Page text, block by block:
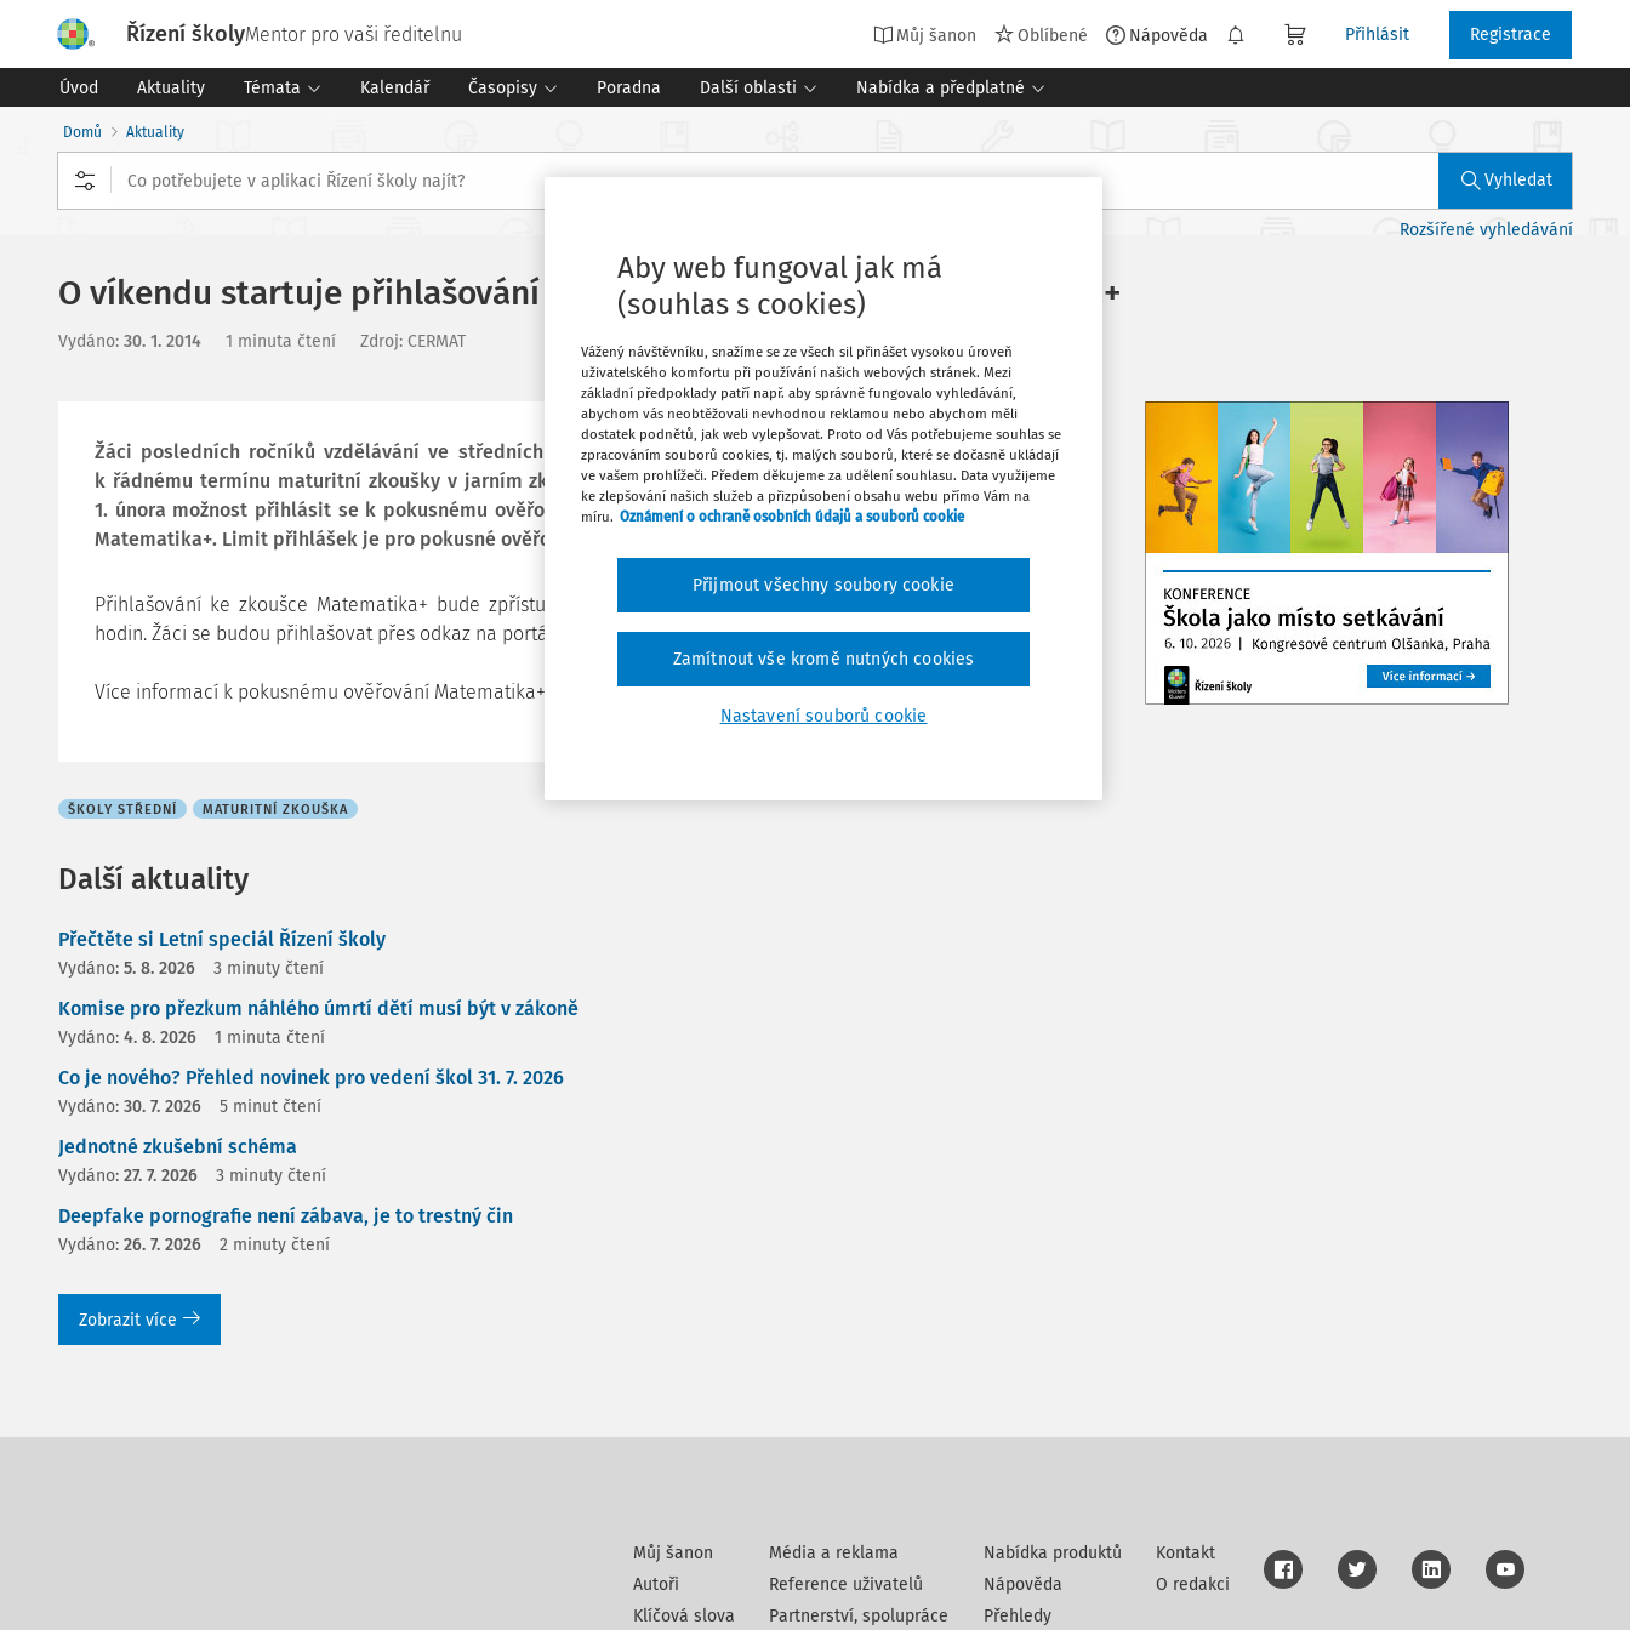
Řízení školyMentor pro vaši ředitelnu Můj šanon Oblíbené Nápověda Přihlásit Registrace
Úvod Aktuality Témata Kalendář Časopisy Poradna Další oblasti Nabídka a předplatné
Domů Aktuality
Vyhledat
Rozšířené vyhledávání
O víkendu startuje přihlašování k pokusnému ověřování Matematika+
Vydáno: 30. 1. 2014 1 minuta čtení Zdroj: CERMAT
Žáci posledních ročníků vzdělávání ve středních školách, kteří mají podánu přihlášku
k řádnému termínu maturitní zkoušky v jarním zkušebním období 2014, mají od soboty
1. února možnost přihlásit se k pokusnému ověřování výběrové zkoušky z matematiky –
Matematika+. Limit přihlášek je pro pokusné ověřování v roce 2014 omezen.
Přihlašování ke zkoušce Matematika+ bude zpřístupněno v sobotu 1. února 2014 od 10.00
hodin. Žáci se budou přihlašovat přes odkaz na portálu
pjz.cermat.cz.
Více informací k pokusnému ověřování Matematika+
ŠKOLY STŘEDNÍ MATURITNÍ ZKOUŠKA
Další aktuality
Přečtěte si Letní speciál Řízení školy
Vydáno: 5. 8. 2026 3 minuty čtení
Komise pro přezkum náhlého úmrtí dětí musí být v zákoně
Vydáno: 4. 8. 2026 1 minuta čtení
Co je nového? Přehled novinek pro vedení škol 31. 7. 2026
Vydáno: 30. 7. 2026 5 minut čtení
Jednotné zkušební schéma
Vydáno: 27. 7. 2026 3 minuty čtení
Deepfake pornografie není zábava, je to trestný čin
Vydáno: 26. 7. 2026 2 minuty čtení
Zobrazit více
Oblíbené
Můj šanon
Autoři
Klíčová slova
Média a reklama
Reference uživatelů
Partnerství, spolupráce
Nabídka produktů
Nápověda
Přehledy
Kontakt
O redakci
Aby web fungoval jak má
(souhlas s cookies)
Vážený návštěvníku, snažíme se ze všech sil přinášet vysokou úroveň
uživatelského komfortu při používání našich webových stránek. Mezi
základní předpoklady patří např. aby správně fungovalo vyhledávání,
abychom vás neobtěžovali nevhodnou reklamou nebo abychom měli
dostatek podnětů, jak web vylepšovat. Proto od Vás potřebujeme souhlas se
zpracováním souborů cookies, tj. malých souborů, které se dočasně ukládají
ve vašem prohlížeči. Předem děkujeme za udělení souhlasu. Data využijeme
ke zlepšování našich služeb a přizpůsobení obsahu webu přímo Vám na
míru. Oznámení o ochraně osobních údajů a souborů cookie
Nastavení souborů cookie
Zamítnout vše kromě nutných cookies
Přijmout všechny soubory cookie